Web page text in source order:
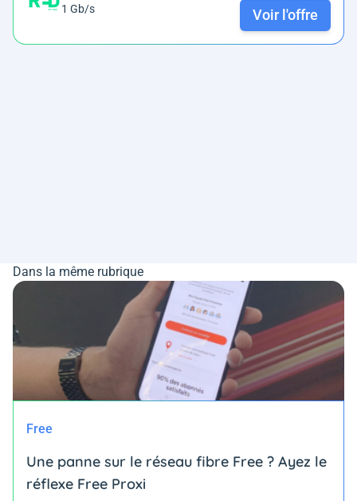
1 Gb/s Voir l'offre
Dans la même rubrique
Free
Une panne sur le réseau fibre Free ? Ayez le
réflexe Free Proxi